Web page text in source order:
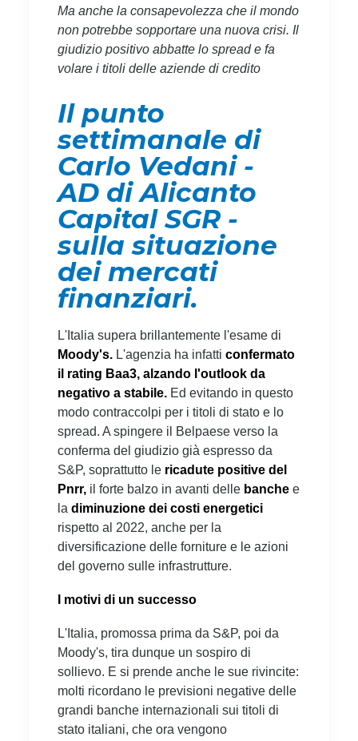
Ma anche la consapevolezza che il mondo
non potrebbe sopportare una nuova crisi. Il
giudizio positivo abbatte lo spread e fa
volare i titoli delle aziende di credito
Il punto
settimanale di
Carlo Vedani -
AD di Alicanto
Capital SGR -
sulla situazione
dei mercati
finanziari.
L'Italia supera brillantemente l'esame di
Moody's. L'agenzia ha infatti confermato
il rating Baa3, alzando l'outlook da
negativo a stabile. Ed evitando in questo
modo contraccolpi per i titoli di stato e lo
spread. A spingere il Belpaese verso la
conferma del giudizio già espresso da
S&P, soprattutto le ricadute positive del
Pnrr, il forte balzo in avanti delle banche e
la diminuzione dei costi energetici
rispetto al 2022, anche per la
diversificazione delle forniture e le azioni
del governo sulle infrastrutture.
I motivi di un successo
L'Italia, promossa prima da S&P, poi da
Moody's, tira dunque un sospiro di
sollievo. E si prende anche le sue rivincite:
molti ricordano le previsioni negative delle
grandi banche internazionali sui titoli di
stato italiani, che ora vengono